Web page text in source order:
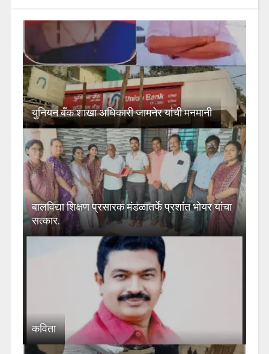
युनियन बँक शाखा अधिकारी जामनेर यांची मनमानी
बालविद्या शिक्षण प्रसारक मंडळातर्फे प्रशांत भोयर यांचा
सत्कार.
कविता